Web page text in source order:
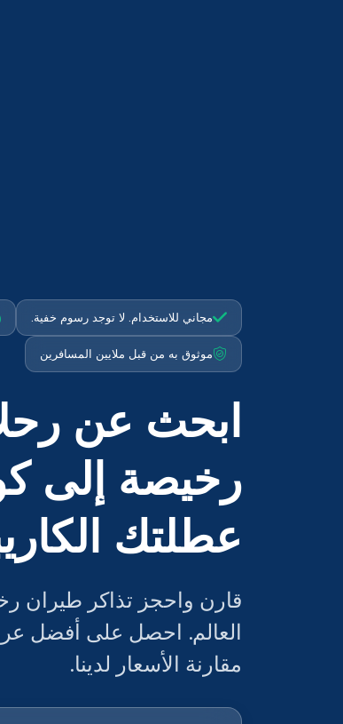
مجاني للاستخدام. لا توجد رسوم خفية.
موثوق به من قبل ملايين المسافرين
ابحث عن
رخيصة إلى
عطلتك
قارن واحجز تذاكر طيران
العالم. احصل على أفضل
مقارنة الأسعار لدينا.